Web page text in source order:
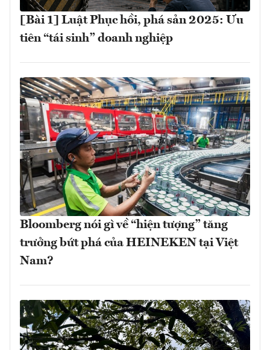
[Bài 1] Luật Phục hồi, phá sản 2025: Ưu
tiên “tái sinh” doanh nghiệp
Bloomberg nói gì về “hiện tượng” tăng
trưởng bứt phá của HEINEKEN tại Việt
Nam?